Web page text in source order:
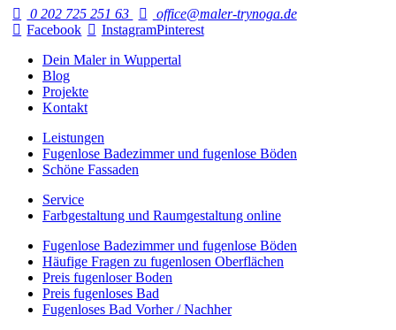
0 202 725 251 63
office@maler-trynoga.de
Facebook
InstagramPinterest
Dein Maler in Wuppertal
Blog
Projekte
Kontakt
Leistungen
Fugenlose Badezimmer und fugenlose Böden
Schöne Fassaden
Service
Farbgestaltung und Raumgestaltung online
Fugenlose Badezimmer und fugenlose Böden
Häufige Fragen zu fugenlosen Oberflächen
Preis fugenloser Boden
Preis fugenloses Bad
Fugenloses Bad Vorher / Nachher